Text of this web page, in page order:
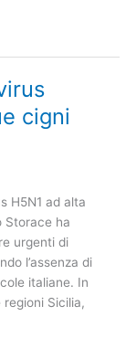
cigni
H5N1 ad alta
Storace ha
urgenti di
l’assenza di
italiane. In
regioni Sicilia,